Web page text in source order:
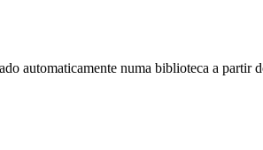
automaticamente numa biblioteca a partir